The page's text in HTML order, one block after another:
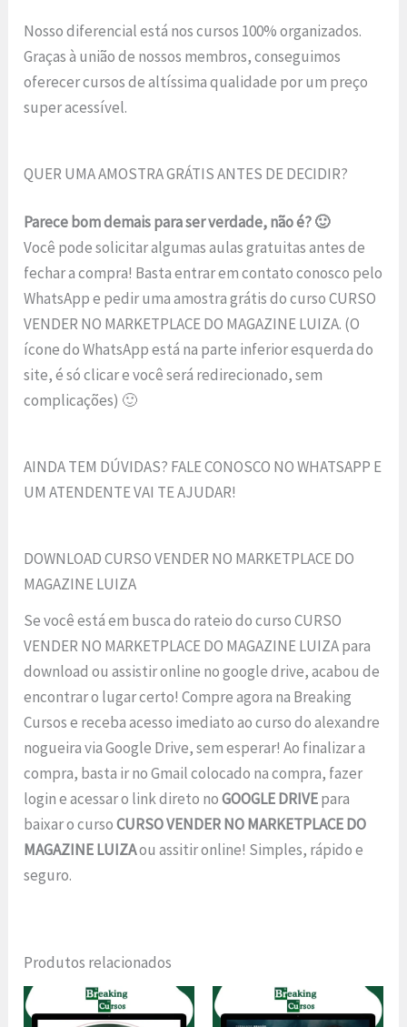
Nosso diferencial está nos cursos 100% organizados.
Graças à união de nossos membros, conseguimos
oferecer cursos de altíssima qualidade por um preço
super acessível.
QUER UMA AMOSTRA GRÁTIS ANTES DE DECIDIR?
Parece bom demais para ser verdade, não é? 🙂
Você pode solicitar algumas aulas gratuitas antes de
fechar a compra! Basta entrar em contato conosco pelo
WhatsApp e pedir uma amostra grátis do curso CURSO
VENDER NO MARKETPLACE DO MAGAZINE LUIZA. (O
ícone do WhatsApp está na parte inferior esquerda do
site, é só clicar e você será redirecionado, sem
complicações) 🙂
AINDA TEM DÚVIDAS? FALE CONOSCO NO WHATSAPP E
UM ATENDENTE VAI TE AJUDAR!
DOWNLOAD CURSO VENDER NO MARKETPLACE DO
MAGAZINE LUIZA
Se você está em busca do rateio do curso CURSO
VENDER NO MARKETPLACE DO MAGAZINE LUIZA para
download ou assistir online no google drive, acabou de
encontrar o lugar certo! Compre agora na Breaking
Cursos e receba acesso imediato ao curso do alexandre
nogueira via Google Drive, sem esperar! Ao finalizar a
compra, basta ir no Gmail colocado na compra, fazer
login e acessar o link direto noGOOGLE DRIVEpara
baixar o cursoCURSO VENDER NO MARKETPLACE DO
MAGAZINE LUIZAou assitir online! Simples, rápido e
seguro.
Produtos relacionados